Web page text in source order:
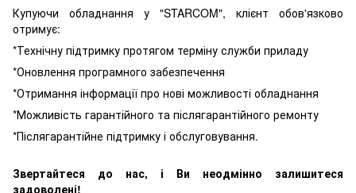
Купуючи обладнання у "STARCOM", клієнт обов'язково
отримує:
*Технічну підтримку протягом терміну служби приладу
*Оновлення програмного забезпечення
*Отримання інформації про нові можливості обладнання
*Можливість гарантійного та післягарантійного ремонту
*Післягарантійне підтримку і обслуговування.
Звертайтеся до нас, і Ви неодмінно залишитеся
задоволені!